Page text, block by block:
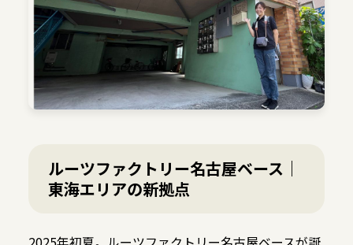
ルーツファクトリー名古屋ベース｜
東海エリアの新拠点